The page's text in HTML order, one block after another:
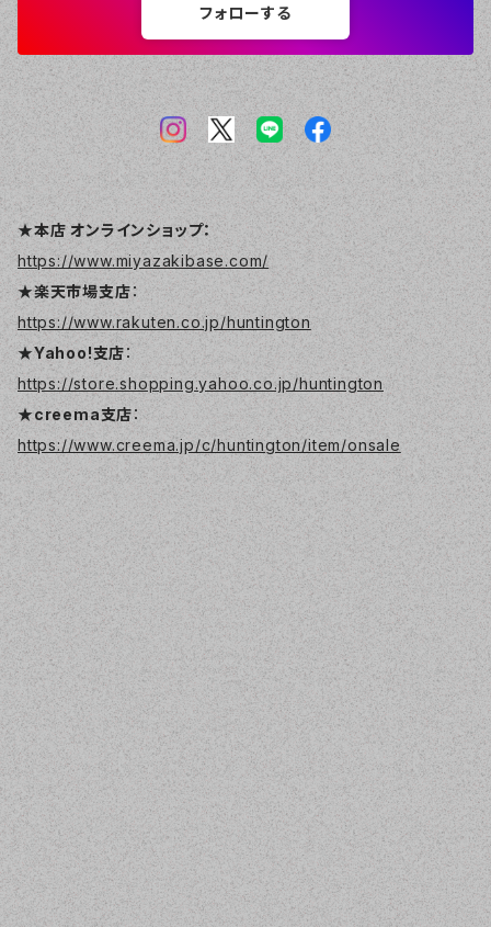
フォローする
★本店 オンラインショップ：
https://www.miyazakibase.com/
★楽天市場支店：
https://www.rakuten.co.jp/huntington
★Yahoo!支店：
https://store.shopping.yahoo.co.jp/huntington
★creema支店：
https://www.creema.jp/c/huntington/item/onsale